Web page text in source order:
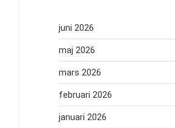
juni 2026
maj 2026
mars 2026
februari 2026
januari 2026